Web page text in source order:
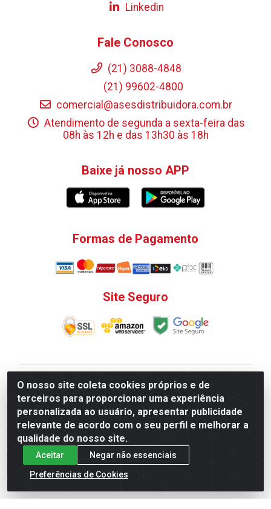
O nosso site coleta cookies próprios e de
terceiros para proporcionar uma experiência
personalizada ao usuário, apresentar publicidade
relevante de acordo com o seu perfil e melhorar a
qualidade do nosso site.
Aceitar
Negar não essenciais
Preferências de Cookies
Linkedin
Fale Conosco
(21) 3088-4848
(21) 99602-4800
comercial@asesdistribuidora.com.br
Atendimento de segunda a sexta-feira das
08h às 12h e das 13h30 às 18h
Baixe já nosso APP
Formas de Pagamento
Site Seguro
V. C. Ferragens LTDA - Rua do Matoso, 132 - Praça da
Bandeira, Rio de Janeiro/ RJ - CEP 20.270-135 - CNPJ
12.324.723/0001-25
Todas as regras de promoções, descontos, preços e
prazos de pagamento e entrega expostos aqui são
válidos apenas para compras via internet. Preços e
estoque sujeito a alterações sem aviso prévio.